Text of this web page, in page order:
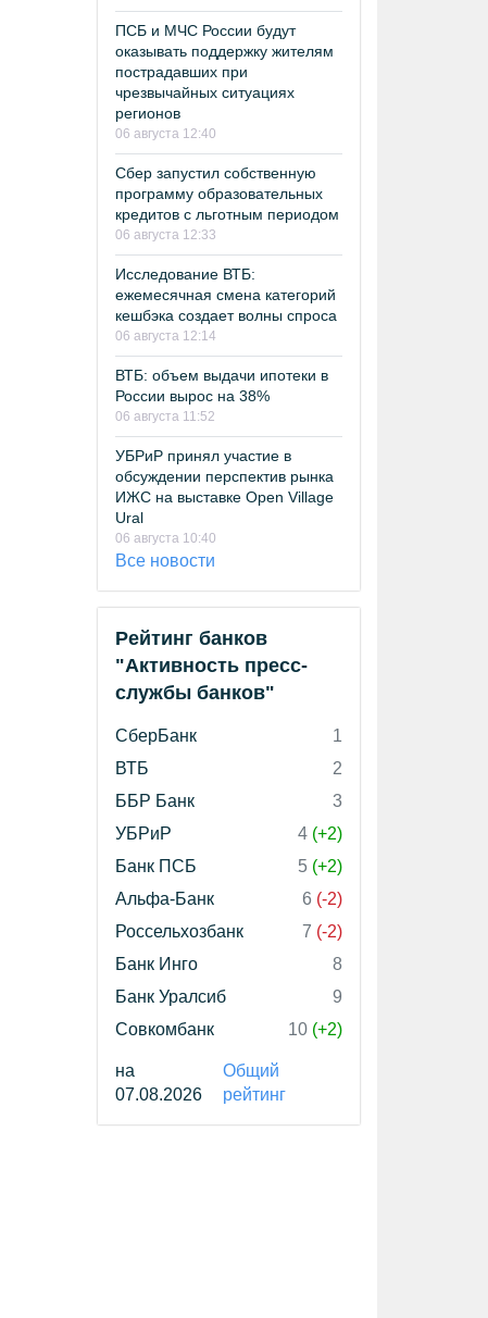
ПСБ и МЧС России будут
оказывать поддержку жителям
пострадавших при
чрезвычайных ситуациях
регионов
06 августа 12:40
Сбер запустил собственную
программу образовательных
кредитов с льготным периодом
06 августа 12:33
Исследование ВТБ:
ежемесячная смена категорий
кешбэка создает волны спроса
06 августа 12:14
ВТБ: объем выдачи ипотеки в
России вырос на 38%
06 августа 11:52
УБРиР принял участие в
обсуждении перспектив рынка
ИЖС на выставке Open Village
Ural
06 августа 10:40
Все новости
Рейтинг банков
"Активность пресс-
службы банков"
СберБанк
1
ВТБ
2
ББР Банк
3
УБРиР
4 (+2)
Банк ПСБ
5 (+2)
Альфа-Банк
6 (-2)
Россельхозбанк
7 (-2)
Банк Инго
8
Банк Уралсиб
9
Совкомбанк
10 (+2)
на
07.08.2026
Общий
рейтинг